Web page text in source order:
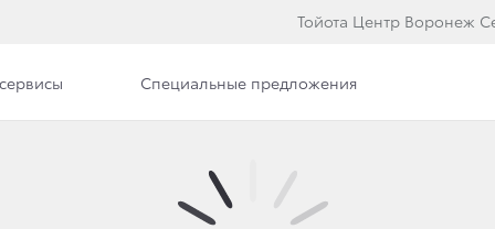
Тойота Центр Воронеж
Специальные предложения